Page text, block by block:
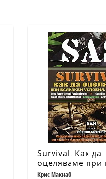
Survival. Как да
оцеляваме при
условия
Крис Макнаб